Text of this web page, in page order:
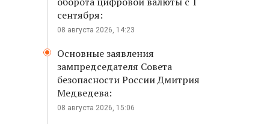
сентября:
08 августа 2026, 14:23
Основные заявления
зампредседателя Совета
безопасности России Дмитрия
Медведева:
08 августа 2026, 15:06